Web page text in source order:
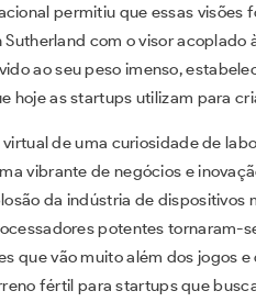
permitiu que essas visões
com o visor
ao seu peso imenso,
hoje as startups utilizam para
de uma curiosidade de
vibrante de negócios e
da indústria de dispositivos
potentes tornaram-
que vão muito além dos jogos
fértil para startups que